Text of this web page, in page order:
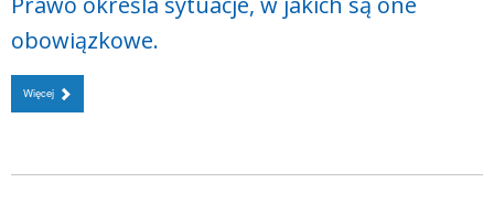
obowiązkowe.
Więcej